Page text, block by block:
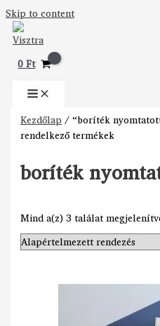
Skip to content
0Ft
Kezdőlap / “boríték
rendelkező termékek
boríték
Mind a(z) 3 találat